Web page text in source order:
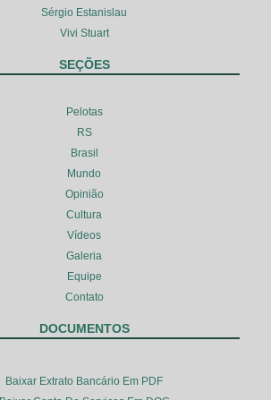
Sérgio Estanislau
Vivi Stuart
SEÇÕES
Pelotas
RS
Brasil
Mundo
Opinião
Cultura
Vídeos
Galeria
Equipe
Contato
DOCUMENTOS
Baixar Extrato Bancário Em PDF